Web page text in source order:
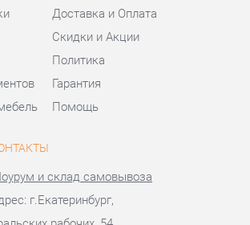
Помощь
и склад самовывоза
г.Екатеринбург,
работы:
- Пт: 10:00 - 20:00 (GMT+5)